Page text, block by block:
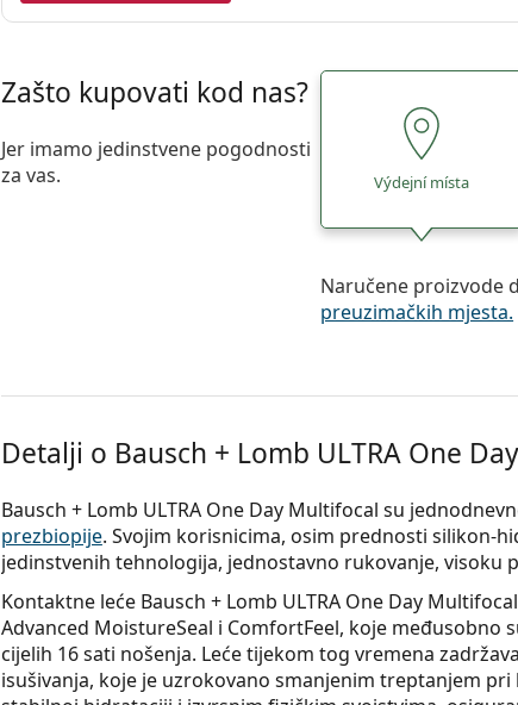
Zašto kupovati kod nas?
Jer imamo jedinstvene pogodnosti
za vas.
Výdejní místa
Naručene proizvode
preuzimačkih mjesta.
Detalji o Bausch + Lomb ULTRA One
Bausch + Lomb ULTRA One Day Multifocal su
prezbiopije. Svojim korisnicima, osim prednosti silikon-
jedinstvenih tehnologija, jednostavno rukovanje, visoku
Kontaktne leće Bausch + Lomb ULTRA One Day
Advanced MoistureSeal i ComfortFeel, koje
cijelih 16 sati nošenja. Leće tijekom tog vremena
isušivanja, koje je uzrokovano smanjenim treptanjem